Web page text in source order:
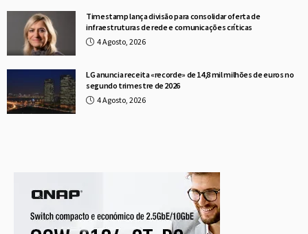
Timestamp lança divisão para consolidar oferta de
infraestruturas de rede e comunicações críticas
4 Agosto, 2026
LG anuncia receita «recorde» de 14,8 mil milhões de euros no
segundo trimestre de 2026
4 Agosto, 2026